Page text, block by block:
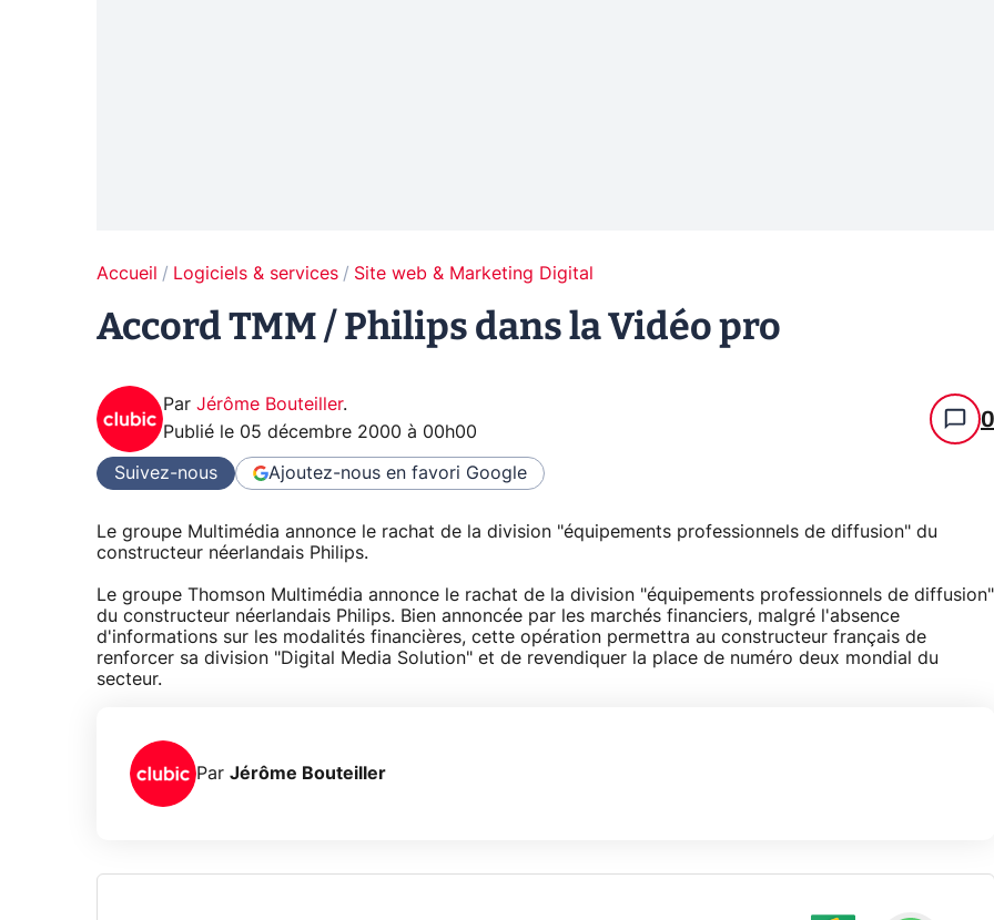
Accueil Logiciels & services Site web & Marketing Digital
Accord TMM / Philips dans la Vidéo pro
Par Jérôme Bouteiller.
Publié le 05 décembre 2000 à 00h00 0
Suivez-nous Ajoutez-nous en favori Google
Le groupe Multimédia annonce le rachat de la division "équipements professionnels de diffusion" du
constructeur néerlandais Philips.
Le groupe Thomson Multimédia annonce le rachat de la division "équipements professionnels de diffusion"
du constructeur néerlandais Philips. Bien annoncée par les marchés financiers, malgré l'absence
d'informations sur les modalités financières, cette opération permettra au constructeur français de
renforcer sa division "Digital Media Solution" et de revendiquer la place de numéro deux mondial du
secteur.
Par Jérôme Bouteiller